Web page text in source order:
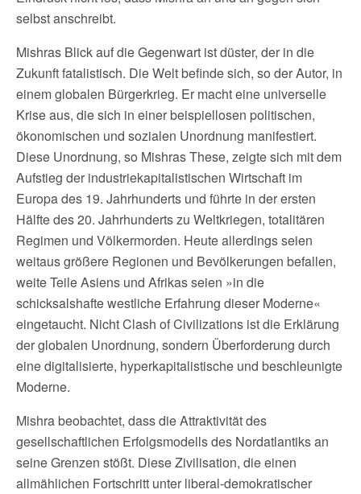
selbst anschreibt.
Mishras Blick auf die Gegenwart ist düster, der in die
Zukunft fatalistisch. Die Welt befinde sich, so der Autor, in
einem globalen Bürgerkrieg. Er macht eine universelle
Krise aus, die sich in einer beispiellosen politischen,
ökonomischen und sozialen Unordnung manifestiert.
Diese Unordnung, so Mishras These, zeigte sich mit dem
Aufstieg der industriekapitalistischen Wirtschaft im
Europa des 19. Jahrhunderts und führte in der ersten
Hälfte des 20. Jahrhunderts zu Weltkriegen, totalitären
Regimen und Völkermorden. Heute allerdings seien
weitaus größere Regionen und Bevölkerungen befallen,
weite Teile Asiens und Afrikas seien »in die
schicksalshafte westliche Erfahrung dieser Moderne«
eingetaucht. Nicht Clash of Civilizations ist die Erklärung
der globalen Unordnung, sondern Überforderung durch
eine digitalisierte, hyperkapitalistische und beschleunigte
Moderne.
Mishra beobachtet, dass die Attraktivität des
gesellschaftlichen Erfolgsmodells des Nordatlantiks an
seine Grenzen stößt. Diese Zivilisation, die einen
allmählichen Fortschritt unter liberal-demokratischer